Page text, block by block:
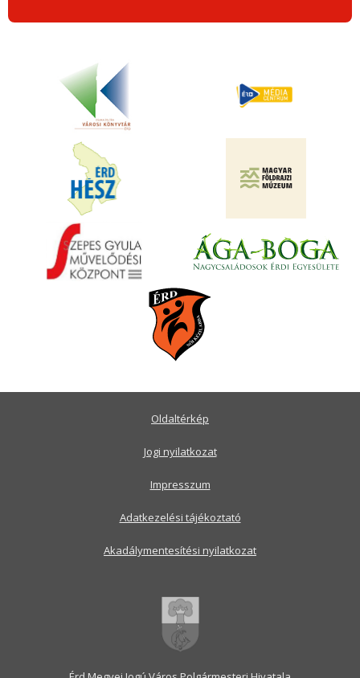
Oldaltérkép
Jogi nyilatkozat
Impresszum
Adatkezelési tájékoztató
Akadálymentesítési nyilatkozat